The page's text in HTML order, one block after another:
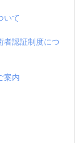
いて
者認証制度につ
案内